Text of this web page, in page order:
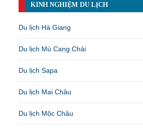
KINH NGHIỆM DU LỊCH
Du lịch Hà Giang
Du lịch Mù Cang Chải
Du lịch Sapa
Du lịch Mai Châu
Du lịch Mộc Châu